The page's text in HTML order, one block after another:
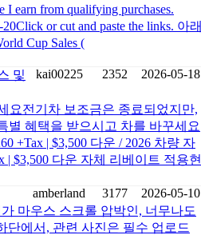
I earn from qualifying purchases.
or cut and paste the links. 아래
Cup Sales (
및
kai00225 2352 2026-05-18
요전기차 보조금은 종료되었지만,
별 혜택을 받으시고 차를 바꾸세요
+Tax | $3,500 다운 / 2026 차량 자
| $3,500 다운 자체 리베이트 적용현
amberland 3177
2026-05-10
마우스 스크롤 압박인, 너무나도
단에서, 관련 사진은 필수 업로드